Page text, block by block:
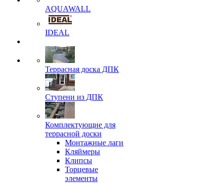
AQUAWALL
IDEAL
Террасная доска ДПК
Ступени из ДПК
Комплектующие для
террасной доски
Монтажные лаги
Кляймеры
Клипсы
Торцевые
элементы